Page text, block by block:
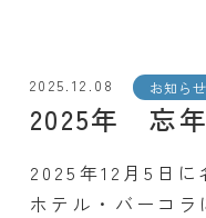
2025.12.08 お知らせ
2025年 忘
2025年12月5日に
ホテル・バーコラ